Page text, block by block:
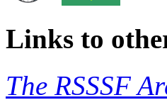
Links to
The RSSSF